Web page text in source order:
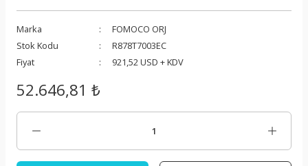
Marka
FOMOCO ORJ
Stok Kodu
R878T7003EC
Fiyat
921,52 USD + KDV
52.646,81 ₺